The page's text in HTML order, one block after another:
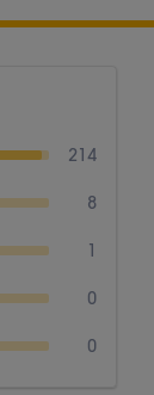
214
8
1
0
0